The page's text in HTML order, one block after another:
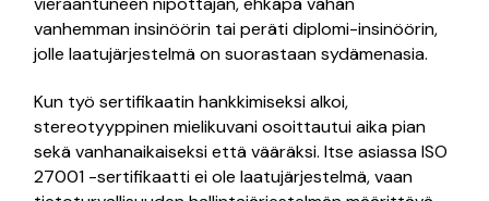
vanhemman insinöörin tai peräti diplomi-insinöörin,
jolle laatujärjestelmä on suorastaan sydämenasia.
Kun työ sertifikaatin hankkimiseksi alkoi,
stereotyyppinen mielikuvani osoittautui aika pian
sekä vanhanaikaiseksi että vääräksi. Itse asiassa ISO
27001 -sertifikaatti ei ole laatujärjestelmä, vaan